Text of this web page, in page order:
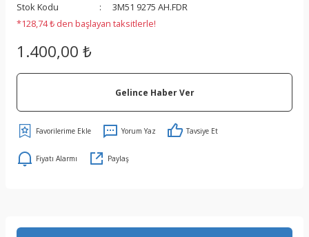
Stok Kodu
3M51 9275 AH.FDR
*128,74 ₺ den başlayan taksitlerle!
1.400,00 ₺
Gelince Haber Ver
Yorum Yaz Tavsiye Et
Fiyatı Alarmı Paylaş